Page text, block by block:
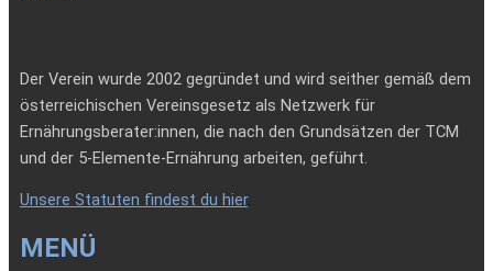
Der Verein wurde 2002 gegründet und wird seither gemäß dem
österreichischen Vereinsgesetz als Netzwerk für
Ernährungsberater:innen, die nach den Grundsätzen der TCM
und der 5-Elemente-Ernährung arbeiten, geführt.
Unsere Statuten findest du hier.
MENÜ